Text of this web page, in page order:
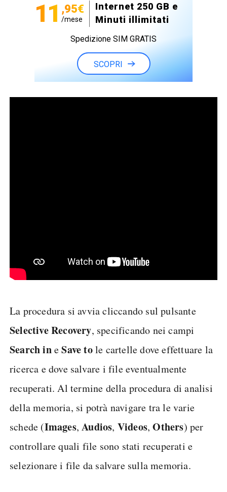
11 ,95€
/mese
Internet 250 GB e
Minuti illimitati
Spedizione SIM GRATIS
SCOPRI
La procedura si avvia cliccando sul pulsante
Selective Recovery, specificando nei campi
Search ineSave tole cartelle dove effettuare la
ricerca e dove salvare i file eventualmente
recuperati. Al termine della procedura di analisi
della memoria, si potrà navigare tra le varie
schede (Images,Audios, Videos,Others) per
controllare quali file sono stati recuperati e
selezionare i file da salvare sulla memoria.